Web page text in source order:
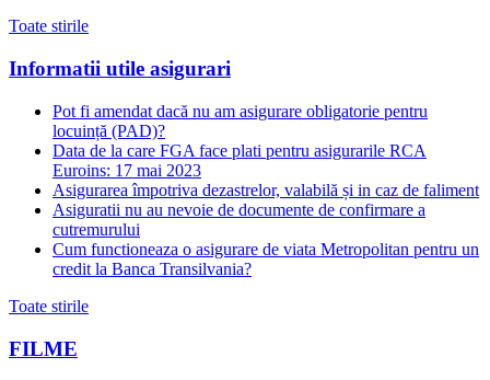
Toate stirile
Informatii utile asigurari
Pot fi amendat dacă nu am asigurare obligatorie pentru
locuință (PAD)?
Data de la care FGA face plati pentru asigurarile RCA
Euroins: 17 mai 2023
Asigurarea împotriva dezastrelor, valabilă și in caz de faliment
Asiguratii nu au nevoie de documente de confirmare a
cutremurului
Cum functioneaza o asigurare de viata Metropolitan pentru un
credit la Banca Transilvania?
Toate stirile
FILME